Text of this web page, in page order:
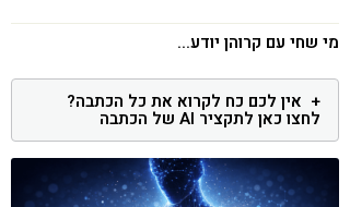
גישות בתזונה
דיאטה
ילדים
תזונה וספורט
הפרעות קשב & ריכוז
אכילה רגשית
רגישות לגלוטן
טעים להכיר
מי שחי עם קרוהן יודע...
אין לכם כח לקרוא את כל הכתבה?
לחצו כאן לתקציר AI של הכתבה